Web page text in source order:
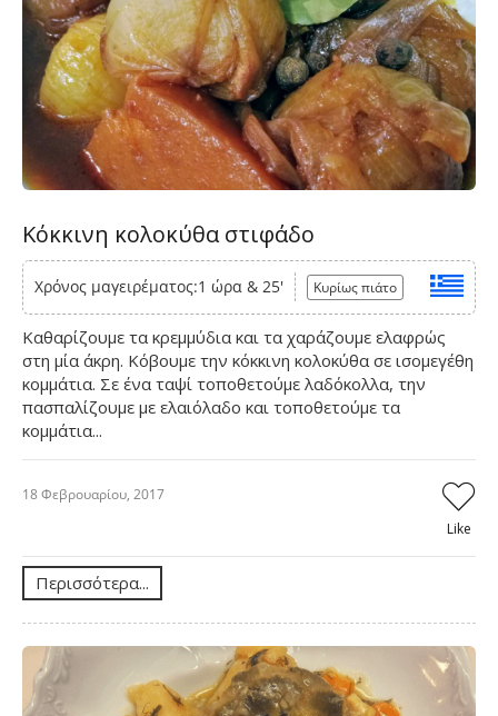
Κόκκινη κολοκύθα στιφάδο
Χρόνος μαγειρέματος:1 ώρα & 25' Κυρίως πιάτο
Καθαρίζουμε τα κρεμμύδια και τα χαράζουμε ελαφρώς
στη μία άκρη. Κόβουμε την κόκκινη κολοκύθα σε ισομεγέθη
κομμάτια. Σε ένα ταψί τοποθετούμε λαδόκολλα, την
πασπαλίζουμε με ελαιόλαδο και τοποθετούμε τα
κομμάτια...
18 Φεβρουαρίου, 2017
Like
Περισσότερα...